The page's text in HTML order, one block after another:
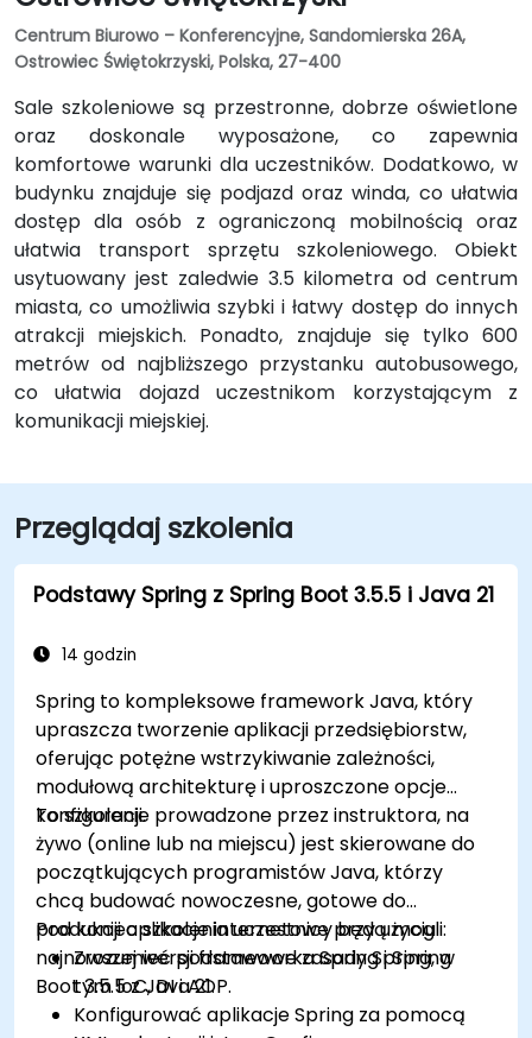
Centrum Biurowo – Konferencyjne, Sandomierska 26A,
Ostrowiec Świętokrzyski, Polska, 27-400
Sale szkoleniowe są przestronne, dobrze oświetlone
oraz doskonale wyposażone, co zapewnia
komfortowe warunki dla uczestników. Dodatkowo, w
budynku znajduje się podjazd oraz winda, co ułatwia
dostęp dla osób z ograniczoną mobilnością oraz
ułatwia transport sprzętu szkoleniowego. Obiekt
usytuowany jest zaledwie 3.5 kilometra od centrum
miasta, co umożliwia szybki i łatwy dostęp do innych
atrakcji miejskich. Ponadto, znajduje się tylko 600
metrów od najbliższego przystanku autobusowego,
co ułatwia dojazd uczestnikom korzystającym z
komunikacji miejskiej.
Przeglądaj szkolenia
Podstawy Spring z Spring Boot 3.5.5 i Java 21
14 godzin
Spring to kompleksowe framework Java, który
upraszcza tworzenie aplikacji przedsiębiorstw,
oferując potężne wstrzykiwanie zależności,
modułową architekturę i uproszczone opcje
konfiguracji.
To szkolenie prowadzone przez instruktora, na
żywo (online lub na miejscu) jest skierowane do
początkujących programistów Java, którzy
chcą budować nowoczesne, gotowe do
produkcji aplikacje internetowe przy użyciu
najnowszej wersji frameworka Spring i Spring
Boot 3.5.5 z Java 21.
Pod koniec szkolenia uczestnicy będą mogli:
Zrozumieć podstawowe zasady Spring, w
tym IoC, DI i AOP.
Konfigurować aplikacje Spring za pomocą